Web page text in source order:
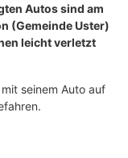
Autos sind am
(Gemeinde Uster)
leicht verletzt
seinem Auto auf